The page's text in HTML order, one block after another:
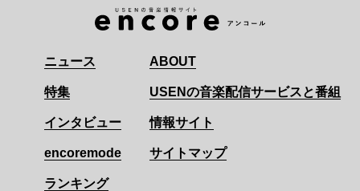
ニュース
特集
インタビュー
encoremode
ランキング
ABOUT
USENの音楽配信サービスと番組
情報サイト
サイトマップ